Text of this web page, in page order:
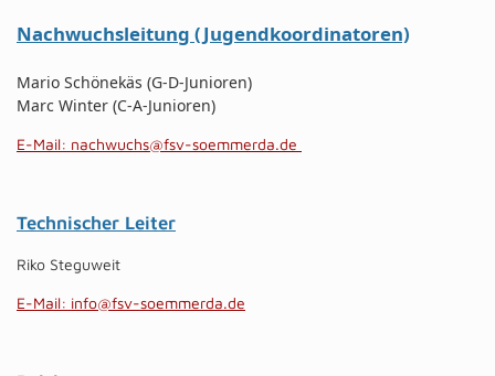
Nachwuchsleitung (Jugendkoordinatoren)
Mario Schönekäs (G-D-Junioren)
Marc Winter (C-A-Junioren)
E-Mail: nachwuchs@fsv-soemmerda.de
Technischer Leiter
Riko Steguweit
E-Mail: info@fsv-soemmerda.de